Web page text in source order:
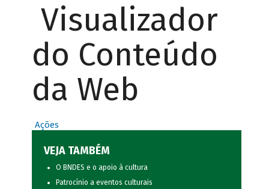
Visualizador
do Conteúdo
da Web
Ações
VEJA TAMBÉM
O BNDES e o apoio à cultura
Patrocínio a eventos culturais